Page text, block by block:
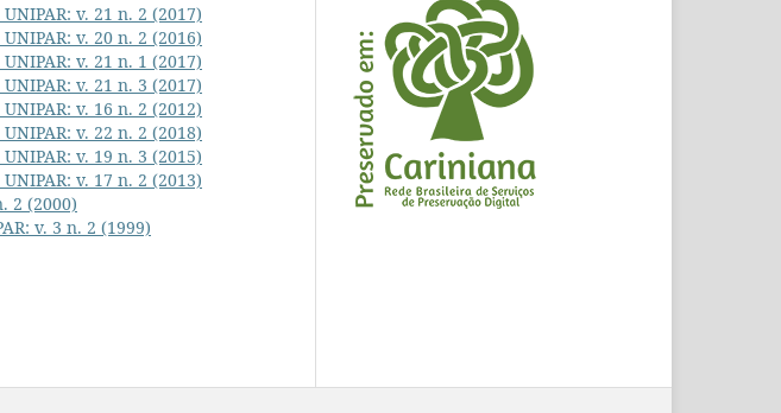
v. 21 n. 2 (2017)
v. 20 n. 2 (2016)
v. 21 n. 1 (2017)
v. 21 n. 3 (2017)
v. 16 n. 2 (2012)
v. 22 n. 2 (2018)
v. 19 n. 3 (2015)
v. 17 n. 2 (2013)
2 (2000)
v. 3 n. 2 (1999)